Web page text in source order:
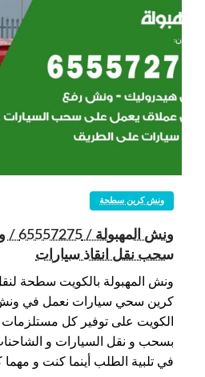
ونش كرين سطحة
ونش
سحب نقل انقاذ سيارات
ونش المهبولة بالكويت سطحة
كرين سحي سيارات نعمل في ونش
الكويت على توفير كل مستلزمات
بسحب و نقل السيارات و
في تلبية الطلب أينما كنت و